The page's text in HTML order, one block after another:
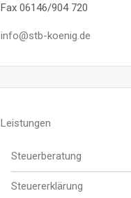
Fax 06146/904 720
info@stb-koenig.de
Leistungen
Steuerberatung
Steuererklärung